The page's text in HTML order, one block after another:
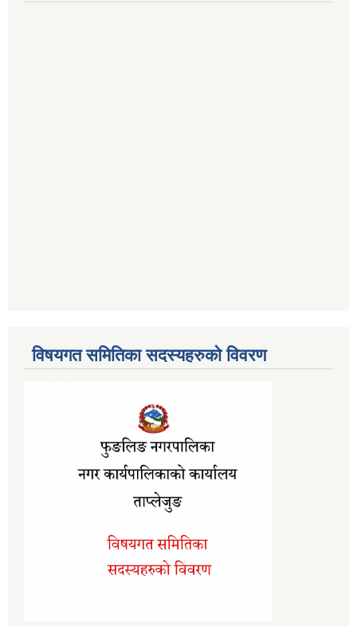
विषयगत समितिका सदस्यहरुको विवरण